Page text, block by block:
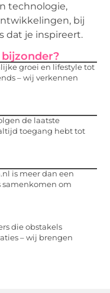
technologie,
bij
dat je inspireert.
groei en lifestyle tot
– wij verkennen
de laatste
toegang hebt tot
is meer dan een
samenkomen om
die obstakels
– wij brengen